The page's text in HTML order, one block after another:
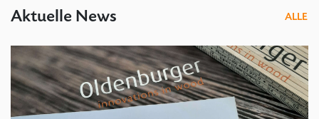
Aktuelle News ALLE